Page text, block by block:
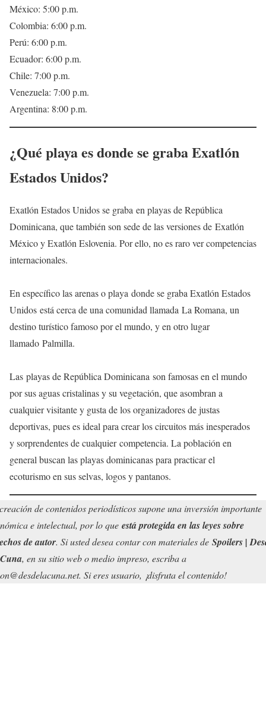
México: 5:00 p.m.
Colombia: 6:00 p.m.
Perú: 6:00 p.m.
Ecuador: 6:00 p.m.
Chile: 7:00 p.m.
Venezuela: 7:00 p.m.
Argentina: 8:00 p.m.
¿Qué playa es donde se graba Exatlón
Estados Unidos?
Exatlón Estados Unidos se graba en playas de República
Dominicana, que también son sede de las versiones de Exatlón
México y Exatlón Eslovenia. Por ello, no es raro ver competencias
internacionales.
En específico las arenas o playa donde se graba Exatlón Estados
Unidos está cerca de una comunidad llamada La Romana, un
destino turístico famoso por el mundo, y en otro lugar
llamado Palmilla.
Las playas de República Dominicana son famosas en el mundo
por sus aguas cristalinas y su vegetación, que asombran a
cualquier visitante y gusta de los organizadores de justas
deportivas, pues es ideal para crear los circuitos más inesperados
y sorprendentes de cualquier competencia. La población en
general buscan las playas dominicanas para practicar el
ecoturismo en sus selvas, logos y pantanos.
de contenidos periodísticos supone una inversión importante
e intelectual, por lo que está protegida en las leyes sobre
de autor. Si usted desea contar con materiales de Spoilers |
, en su sitio web o medio impreso, escriba a
Si eres usuario, ¡disfruta el contenido!